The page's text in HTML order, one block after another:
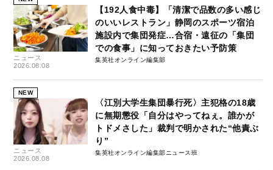
ニュース
2026.08.08
【192人食中毒】「清潔で品数の多い感じ
のいいレストラン」静岡のスポーツ宿泊
施設内で集団発症…合宿・遠征の「集団
での食事」に知っておきたい予防策
集英社オンライン編集部
NEW
ニュース
2026.08.08
〈江別大学生集団暴行死〉主犯格の18歳
に無期懲役「自分はやってねぇ。誰かが
トドメさした」裁判で明かされた“他責ぶ
り”
集英社オンライン編集部ニュース班